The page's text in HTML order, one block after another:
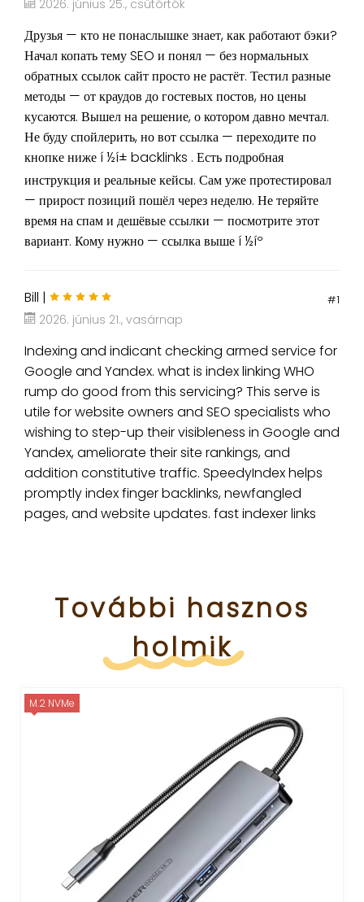
2026. június 25., csütörtök
Друзья — кто не понаслышке знает, как работают бэки?
Начал копать тему SEO и понял — без нормальных
обратных ссылок сайт просто не растёт. Тестил разные
методы — от краудов до гостевых постов, но цены
кусаются. Вышел на решение, о котором давно мечтал.
Не буду спойлерить, но вот ссылка — переходите по
кнопке ниже í ½í± backlinks . Есть подробная
инструкция и реальные кейсы. Сам уже протестировал
— прирост позиций пошёл через неделю. Не теряйте
время на спам и дешёвые ссылки — посмотрите этот
вариант. Кому нужно — ссылка выше í ½íº
#1
Bill |
2026. június 21., vasárnap
Indexing and indicant checking armed service for
Google and Yandex. what is index linking WHO
rump do good from this servicing? This serve is
utile for website owners and SEO specialists who
wishing to step-up their visibleness in Google and
Yandex, ameliorate their site rankings, and
addition constitutive traffic. SpeedyIndex helps
promptly index finger backlinks, newfangled
pages, and website updates. fast indexer links
További hasznos
holmik
M.2 NVMe